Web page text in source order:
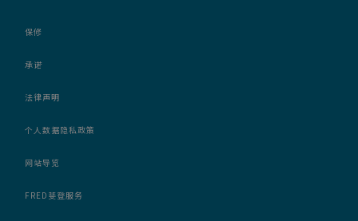
保修
承诺
法律声明
个人数据隐私政策
网站导览
FRED斐登服务